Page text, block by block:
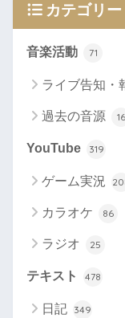
カテゴリー
音楽活動 71
ライブ告知・
過去の音源 16
YouTube 319
ゲーム実況
カラオケ 86
ラジオ 25
テキスト 478
日記 349